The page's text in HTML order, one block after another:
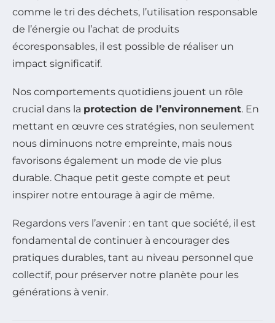
comme le tri des déchets, l’utilisation responsable
de l’énergie ou l’achat de produits
écoresponsables, il est possible de réaliser un
impact significatif.
Nos comportements quotidiens jouent un rôle
crucial dans la protection de l’environnement. En
mettant en œuvre ces stratégies, non seulement
nous diminuons notre empreinte, mais nous
favorisons également un mode de vie plus
durable. Chaque petit geste compte et peut
inspirer notre entourage à agir de même.
Regardons vers l’avenir : en tant que société, il est
fondamental de continuer à encourager des
pratiques durables, tant au niveau personnel que
collectif, pour préserver notre planète pour les
générations à venir.